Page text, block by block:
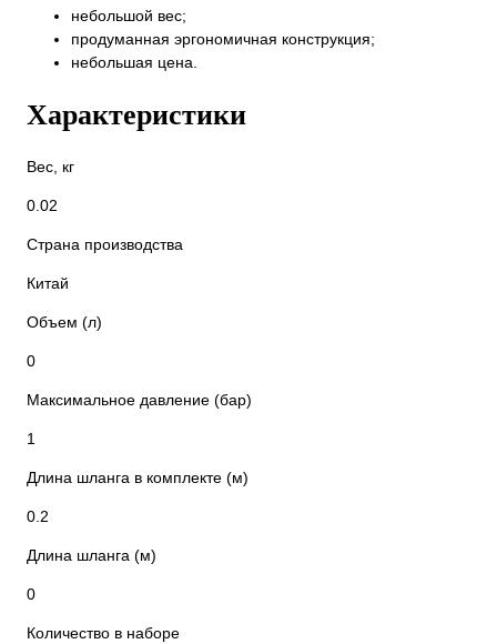
небольшой вес;
продуманная эргономичная конструкция;
небольшая цена.
Характеристики
Вес, кг
0.02
Страна производства
Китай
Объем (л)
0
Максимальное давление (бар)
1
Длина шланга в комплекте (м)
0.2
Длина шланга (м)
0
Количество в наборе